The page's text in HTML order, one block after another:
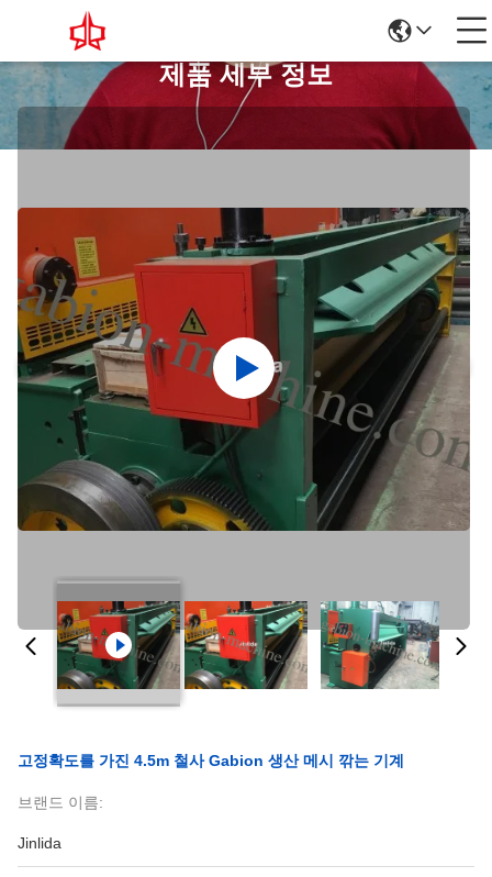
제품 세부 정보
고정확도를 가진 4.5m 철사 Gabion 생산 메시 깎는 기계
브랜드 이름:
Jinlida